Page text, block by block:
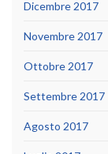
Dicembre 2017
Novembre 2017
Ottobre 2017
Settembre 2017
Agosto 2017